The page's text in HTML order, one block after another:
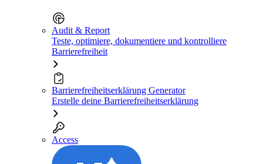
Audit & Report
Teste, optimiere, dokumentiere und kontrolliere
Barrierefreiheit
Barrierefreiheitserklärung Generator
Erstelle deine Barrierefreiheitserklärung
Access